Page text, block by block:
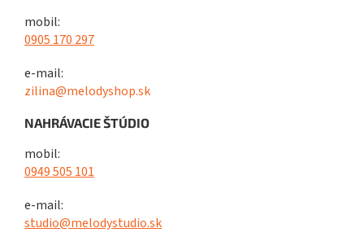
mobil:
0905 170 297
e-mail:
zilina@melodyshop.sk
NAHRÁVACIE ŠTÚDIO
mobil:
0949 505 101
e-mail:
studio@melodystudio.sk